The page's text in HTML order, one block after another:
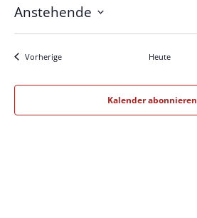
Anstehende
VorherigeVeranstaltungen Heute
Kalender abonnieren